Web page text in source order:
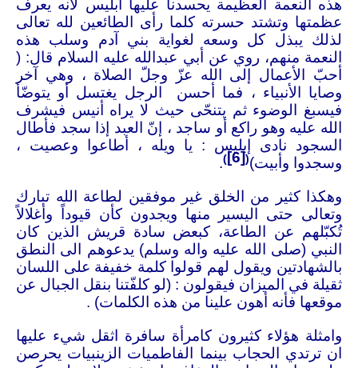
هذه النعمة العظيمة يحسدنا عليها أبليس لأنه يعرف
عظمتها وتشتد حسرته كلما رأى الطائعين لله تعالى
لذلك يبذل كل وسعه لغواية بني آدم وسلب هذه
النعمة منهم، روي عن أبي عبدالله عليه‌ السلام قال: (
أحبّ الأعمال إلى الله عزّ وجلّ الصلاة ، وهي آخر
وصايا الأنبياء ، فما أحسن الرجل يغتسل أو يتوضّأ
فيسبغ الوضوء ثم يتنحّى حيث لا يراه أنيس فيشرف
الله عليه وهو راكع أو ساجد ، إنّ العبد إذا سجد فأطال
السجود نادى إبليس : يا ويله ، أطاعوا وعصيت ،
وسجدوا وأبيت)(
[6]
)
.
وهكذا كثير من الخلق غير موفقين لطاعة الله تبارك
وتعالى حتى اليسير منها ويجدون كأن قيوداً وأغلالاً
تُكبّلهم عن الطاعة، كبعض سادة قريش الذين كان
النبي (صلى الله عليه واله وسلم) يدعوهم الى النطق
بالشهادتين ويقول لهم قولوا كلمة خفيفة على اللسان
ثقيلة في الميزان فيقولون : (لو كلفّتنا بنقل الجبال عن
موقعها فأنه أهون علينا من هذه الكلمات) .
وامثلة هؤلاء كثيرون كامرأة سافرة اثقل شيء عليها
ان ترتدي الحجاب بينما الفاطميات الزينبيات يحرصن